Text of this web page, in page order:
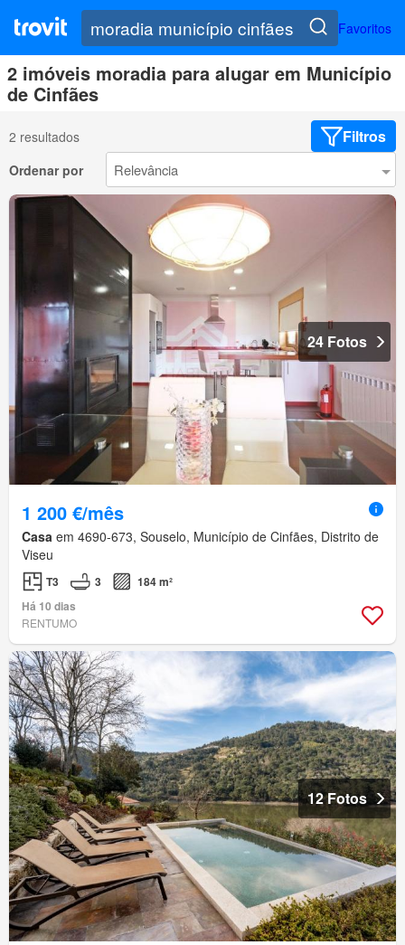
Favoritos
2 imóveis moradia para alugar em Município
de Cinfães
2 resultados Filtros
Ordenar por
24 Fotos
1 200 €/mês
Casa em 4690-673, Souselo, Município de Cinfães, Distrito de
Viseu
T3 3
184 m²
Há 10 dias
RENTUMO
12 Fotos